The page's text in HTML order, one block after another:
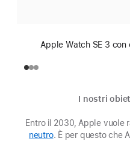
Apple Watch SE 3 con
I nostri
Entro il 2030, Apple vuole
neutro(Si
. È per questo che